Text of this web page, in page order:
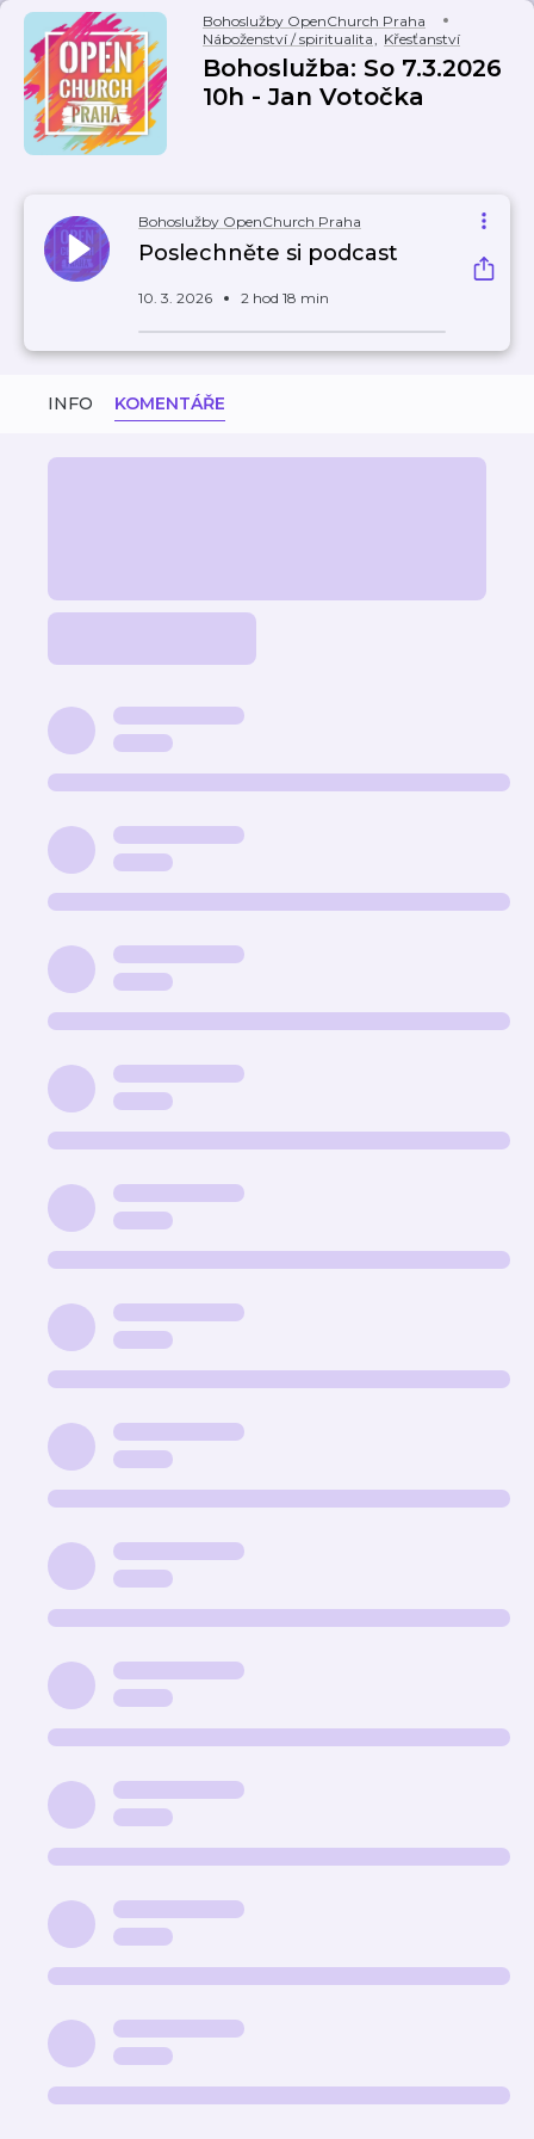
Bohoslužby OpenChurch Praha
Náboženství / spiritualita, Křesťanství
Bohoslužba: So 7.3.2026
10h - Jan Votočka
Bohoslužby OpenChurch Praha
Poslechněte si podcast
10. 3. 2026 2 hod 18 min
INFO KOMENTÁŘE